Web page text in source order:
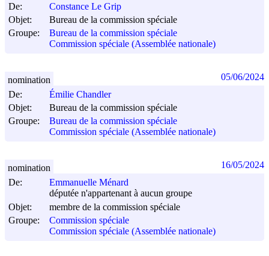
De:
Constance Le Grip
Objet:
Bureau de la commission spéciale
Groupe:
Bureau de la commission spéciale
Commission spéciale (Assemblée nationale)
De:
Émilie Chandler
Objet:
Bureau de la commission spéciale
Groupe:
Bureau de la commission spéciale
Commission spéciale (Assemblée nationale)
nomination 05/06/2024
De:
Emmanuelle Ménard
députée n'appartenant à aucun groupe
Objet:
membre de la commission spéciale
Groupe:
Commission spéciale
Commission spéciale (Assemblée nationale)
nomination 16/05/2024